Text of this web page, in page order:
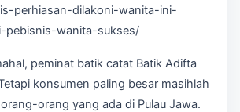
perhiasan-dilakoni-wanita-ini-
pebisnis-wanita-sukses/
peminat batik catat Batik Adifta
konsumen paling besar masihlah
orang yang ada di Pulau Jawa.